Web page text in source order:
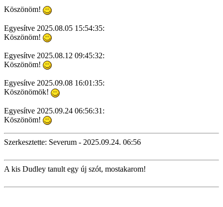
Köszönöm!
Egyesítve 2025.08.05 15:54:35:
Köszönöm!
Egyesítve 2025.08.12 09:45:32:
Köszönöm!
Egyesítve 2025.09.08 16:01:35:
Köszönömök!
Egyesítve 2025.09.24 06:56:31:
Köszönöm!
Szerkesztette: Severum - 2025.09.24. 06:56
A kis Dudley tanult egy új szót, mostakarom!